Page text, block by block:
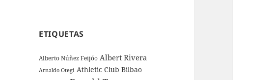
ETIQUETAS
Alberto Núñez Feijóo Albert Rivera
Arnaldo Otegi Athletic Club Bilbao